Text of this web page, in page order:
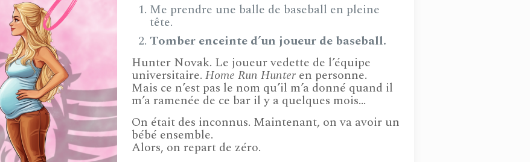
Me prendre une balle de baseball en pleine
tête.
Tomber enceinte d’un joueur de baseball.
Hunter Novak. Le joueur vedette de l’équipe
universitaire. Home Run Hunter en personne.
Mais ce n’est pas le nom qu’il m’a donné quand il
m’a ramenée de ce bar il y a quelques mois…
On était des inconnus. Maintenant, on va avoir un
bébé ensemble.
Alors, on repart de zéro.